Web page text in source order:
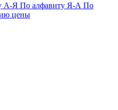
А-Я По алфавиту Я-А По
цены